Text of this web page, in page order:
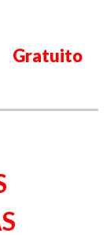
Gratuito